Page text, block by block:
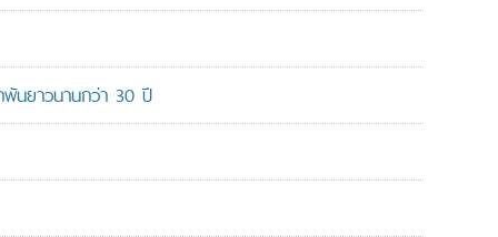
นยาวนานกว่า 30 ปี